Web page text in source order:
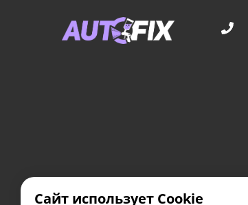
Сайт использует Cookie